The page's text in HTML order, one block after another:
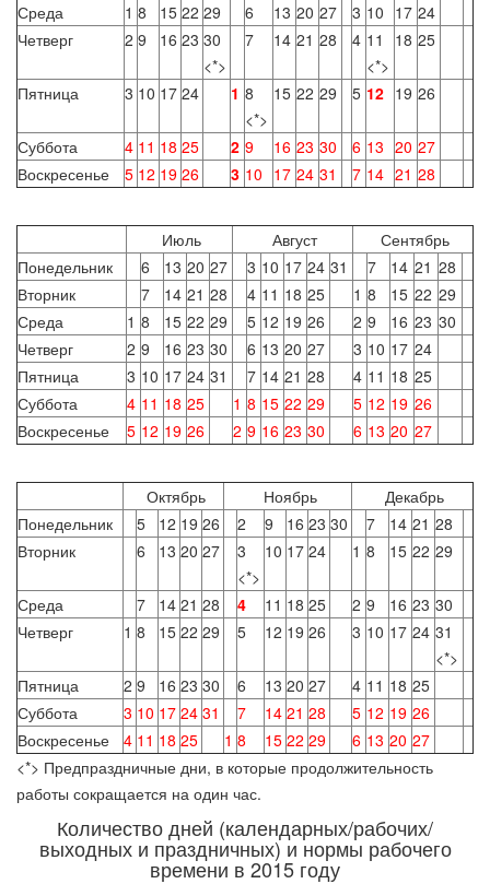
Среда
1 8 15 22 29 6 13 20 27 3 10 17 24
Четверг
2 9 16 23 30
<*>
7 14 21 28 4 11
<*>
18 25
Пятница 3 10 17 24 1 8
<*>
15 22 29 5 12 19 26
Суббота 4 11 18 25 2 9 16 23 30 6 13 20 27
Воскресенье
5 12 19 26 3 10 17 24 31 7 14 21 28
Июль Август
Сентябрь
Понедельник
6 13 20 27 3 10 17 24 31 7 14 21 28
Вторник
7 14 21 28 4 11 18 25 1 8 15 22 29
Среда
1 8 15 22 29 5 12 19 26 2 9 16 23 30
Четверг
2 9 16 23 30 6 13 20 27 3 10 17 24
Пятница
3 10 17 24 31 7 14 21 28 4 11 18 25
Суббота
4 11 18 25 1 8 15 22 29 5 12 19 26
Воскресенье
5 12 19 26 2 9 16 23 30 6 13 20 27
Октябрь Ноябрь
Декабрь
Понедельник
5 12 19 26 2 9 16 23 30 7 14 21 28
Вторник
6 13 20 27
3
<*>
10 17 24 1 8 15 22 29
Среда 7 14 21 28 4 11 18 25 2 9 16 23 30
Четверг
1 8 15 22 29 5 12 19 26 3 10 17 24 31
<*>
Пятница
2 9 16 23 30 6 13 20 27 4 11 18 25
Суббота
3 10 17 24 31 7 14 21 28 5 12 19 26
Воскресенье
4 11 18 25 1 8 15 22 29 6 13 20 27
<*> Предпраздничные дни, в которые продолжительность
работы сокращается на один час.
Количество дней (календарных/рабочих/
выходных и праздничных) и нормы рабочего
времени в 2015 году